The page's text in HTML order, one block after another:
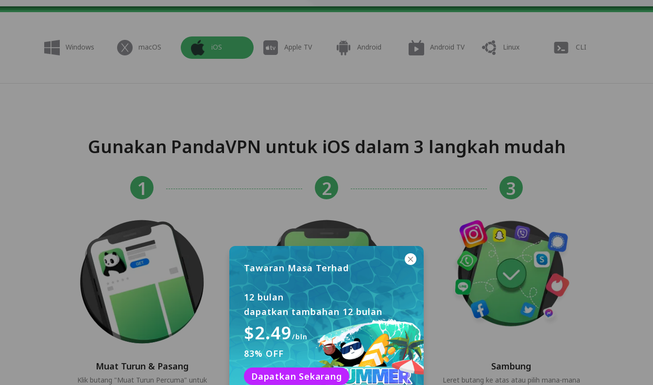
Windows macOS iOS Apple TV Android Android TV Linux CLI
Gunakan PandaVPN untuk iOS dalam 3 langkah mudah
Muat Turun & Pasang
Klik butang "Muat Turun Percuma" untuk
Log Masuk
Log masuk ke akaun digital rawak yang dijana
Sambung
Leret butang ke atas atau pilih mana-mana
Tawaran Masa Terhad
12 bulan
dapatkan tambahan 12 bulan
$2.49/bln
83% OFF
Dapatkan Sekarang